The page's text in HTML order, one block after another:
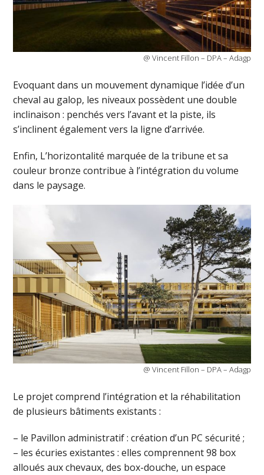
@ Vincent Fillon – DPA – Adagp
Evoquant dans un mouvement dynamique l’idée d’un
cheval au galop, les niveaux possèdent une double
inclinaison : penchés vers l’avant et la piste, ils
s’inclinent également vers la ligne d’arrivée.
Enfin, L’horizontalité marquée de la tribune et sa
couleur bronze contribue à l’intégration du volume
dans le paysage.
@ Vincent Fillon – DPA – Adagp
Le projet comprend l’intégration et la réhabilitation
de plusieurs bâtiments existants :
– le Pavillon administratif : création d’un PC sécurité ;
– les écuries existantes : elles comprennent 98 box
alloués aux chevaux, des box-douche, un espace